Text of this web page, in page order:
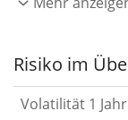
Aktie, des
gelten im
Risiko im
Volatilität 1 Jahr